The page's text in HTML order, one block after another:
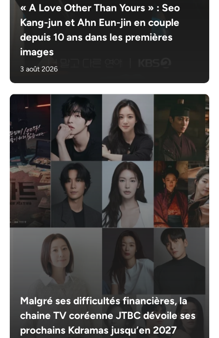
« A Love Other Than Yours » : Seo
Kang-jun et Ahn Eun-jin en couple
depuis 10 ans dans les premières
images
3 août 2026
Malgré ses difficultés financières, la
chaine TV coréenne JTBC dévoile ses
prochains Kdramas jusqu’en 2027